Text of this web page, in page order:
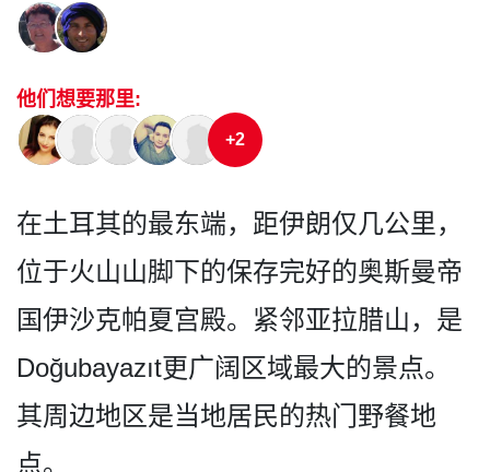
他们想要那里:
+2
在土耳其的最东端，距伊朗仅­几公里，
位于火山山脚下的保存完好的奥斯曼帝
国伊沙­克帕夏宫殿。紧邻亚拉腊山，是
Doğu­bayazıt更广阔区域最大的­景点。
其周边地区是当地居民的热门野餐地
点。